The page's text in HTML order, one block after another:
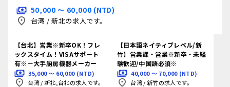
50,000 〜 60,000 (NTD)
台湾 / 新北の求人です。
【台北】営業※新卒OK！フレ
ックスタイム！VISAサポート
有※－大手厨房機器メーカー
35,000 〜 60,000 (NTD)
台湾/新北,台北の求人です。
【日本語ネイティブレベル/新
竹】営業課・営業※新卒・未経
験歓迎/中国語必須※
40,000 〜 70,000 (NTD)
台湾/新竹の求人です。